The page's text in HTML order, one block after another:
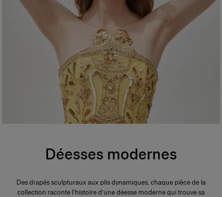
Déesses modernes
Des drapés sculpturaux aux plis dynamiques, chaque pièce de la
collection raconte l’histoire d’une déesse moderne qui trouve sa